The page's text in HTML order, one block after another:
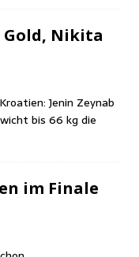
Gold, Niki­ta
Jenin Zey­n­ab
bis 66 kg die
im Fina­le